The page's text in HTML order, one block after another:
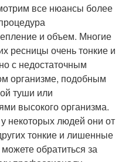
все нюансы более
и объем. Многие
ресницы очень тонкие и
с недостаточным
организме, подобным
туши или
высокого организма.
некоторых людей они от
тонкие и лишенные
обратиться за